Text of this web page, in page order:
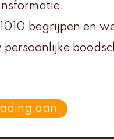
begrijpen en
aan